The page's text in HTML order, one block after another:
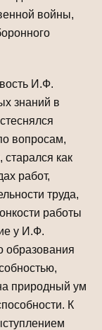
войны,
И.Ф.
знаний в
вопросам,
как
работ,
труда,
работы
у И.Ф.
образования
природный ум
К